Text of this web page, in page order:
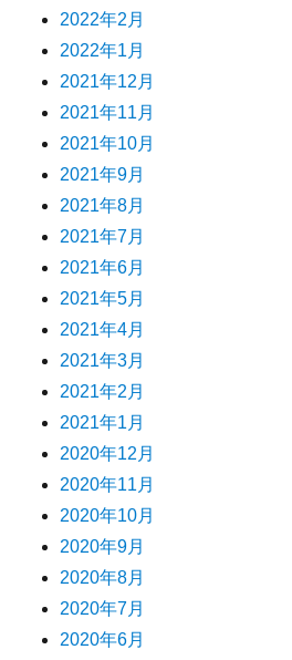
2022年2月
2022年1月
2021年12月
2021年11月
2021年10月
2021年9月
2021年8月
2021年7月
2021年6月
2021年5月
2021年4月
2021年3月
2021年2月
2021年1月
2020年12月
2020年11月
2020年10月
2020年9月
2020年8月
2020年7月
2020年6月